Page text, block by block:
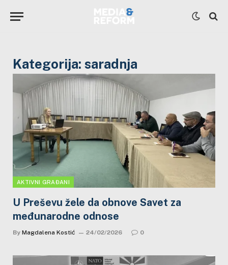
Kategorija: saradnja
AKTIVNI GRAĐANI
U Preševu žele da obnove Savet za
međunarodne odnose
By Magdalena Kostić 24/02/2026 0